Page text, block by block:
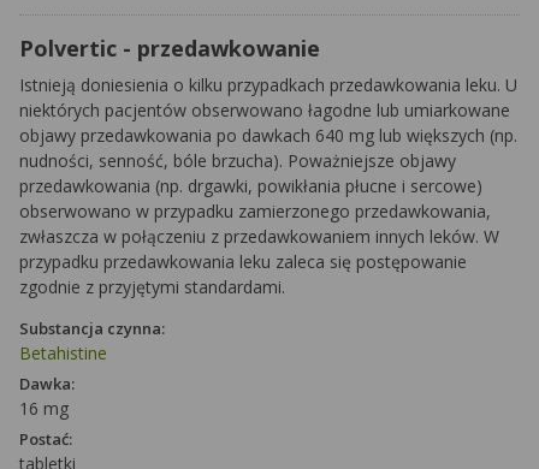
Polvertic - przedawkowanie
Istnieją doniesienia o kilku przypadkach przedawkowania leku. U
niektórych pacjentów obserwowano łagodne lub umiarkowane
objawy przedawkowania po dawkach 640 mg lub większych (np.
nudności, senność, bóle brzucha). Poważniejsze objawy
przedawkowania (np. drgawki, powikłania płucne i sercowe)
obserwowano w przypadku zamierzonego przedawkowania,
zwłaszcza w połączeniu z przedawkowaniem innych leków. W
przypadku przedawkowania leku zaleca się postępowanie
zgodnie z przyjętymi standardami.
Substancja czynna:
Betahistine
Dawka:
16 mg
Postać:
tabletki